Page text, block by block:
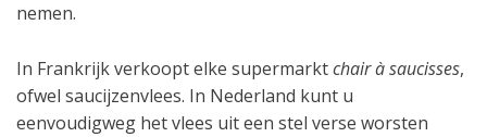
nemen.
In Frankrijk verkoopt elke supermarktchair à saucisses,
ofwel saucijzenvlees. In Nederland kunt u
eenvoudigweg het vlees uit een stel verse worsten